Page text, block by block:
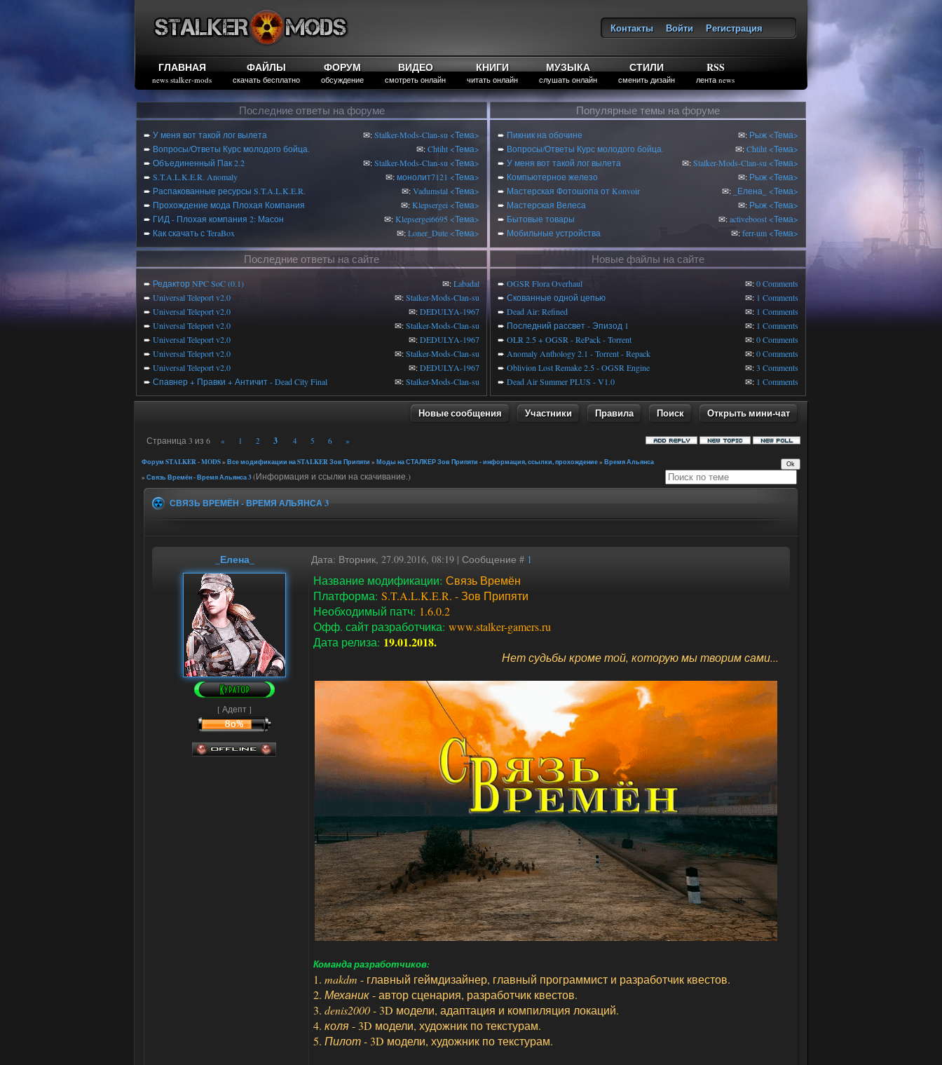
Контакты Войти
Регистрация
ГЛАВНАЯ
news stalker-mods
ФАЙЛЫ
скачать бесплатно
ФОРУМ
обсуждение
ВИДЕО
смотреть онлайн
КНИГИ
читать онлайн
МУЗЫКА
слушать онлайн
СТИЛИ
сменить дизайн
RSS
лента news
Последние ответы на форуме
➨ У меня вот такой лог вылета ✉:Stalker-Mods-Clan-su <Тема>
➨ Вопросы/Ответы Курс молодого бойца. ✉:Chtiht <Тема>
➨ Объединенный Пак 2.2 ✉:Stalker-Mods-Clan-su <Тема>
➨ S.T.A.L.K.E.R. Anomaly ✉:монолит7121 <Тема>
➨ Распакованные ресурсы S.T.A.L.K.E.R. ✉:Vadumstal <Тема>
➨ Прохождение мода Плохая Компания ✉:Klepsergei <Тема>
➨ ГИД - Плохая компания 2: Масон ✉:Klepsergei6695 <Тема>
➨ Как скачать с TeraBox ✉:Loner_Dute <Тема>
Популярные темы на форуме
➨ Пикник на обочине ✉: Рыж <Тема>
➨ Вопросы/Ответы Курс молодого бойца. ✉:Chtiht <Тема>
➨ У меня вот такой лог вылета ✉:Stalker-Mods-Clan-su <Тема>
➨ Компьютерное железо ✉: Рыж <Тема>
➨ Мастерская Фотошопа от Konvoir ✉: _Елена_
<Тема>
➨ Мастерская Велеса ✉: Рыж <Тема>
➨ Бытовые товары ✉:activeboost <Тема>
➨ Мобильные устройства ✉:ferr-um <Тема>
Последние ответы на сайте
➨ Редактор NPC SoC (0.1) ✉:Labadal
➨ Universal Teleport v2.0 ✉:Stalker-Mods-Clan-su
➨ Universal Teleport v2.0 ✉:DEDULYA-1967
➨ Universal Teleport v2.0 ✉:Stalker-Mods-Clan-su
➨ Universal Teleport v2.0 ✉:DEDULYA-1967
➨ Universal Teleport v2.0 ✉:Stalker-Mods-Clan-su
➨ Universal Teleport v2.0 ✉:DEDULYA-1967
➨ Спавнер + Правки + Античит - Dead City Final ✉:Stalker-Mods-Clan-su
Новые файлы на сайте
➨ OGSR Flora Overhaul ✉:0 Comments
➨ Скованные одной цепью ✉: 1 Comments
➨ Dead Air: Refined ✉: 1 Comments
➨ Последний рассвет - Эпизод 1 ✉: 1 Comments
➨ OLR 2.5 + OGSR - RePack - Torrent ✉:0 Comments
➨ Anomaly Anthology 2.1 - Torrent - Repack ✉:0 Comments
➨ Oblivion Lost Remake 2.5 - OGSR Engine ✉:3 Comments
➨ Dead Air Summer PLUS - V1.0 ✉: 1 Comments
Новые сообщения Участники Правила Поиск Открыть мини-чат
Страница 3 из 6 « 1 2 3 4 5 6 »
Форум STALKER - MODS» Все модификации на STALKER Зов Припяти » Моды на СТАЛКЕР Зов Припяти - информация, ссылки, прохождение» Время Альянса
» Связь Времён - Время Альянса 3(Информация и ссылки на скачивание.)
СВЯЗЬ ВРЕМЁН - ВРЕМЯ АЛЬЯНСА 3
_Елена_ Дата: Вторник, 27.09.2016, 08:19 | Сообщение # 1
[ Адепт ]
Название модификации: Связь Времён
Платформа: S.T.A.L.K.E.R. - Зов Припяти
Необходимый патч: 1.6.0.2
Офф. сайт разработчика: www.stalker-gamers.ru
Дата релиза: 19.01.2018.
Нет судьбы кроме той, которую мы творим сами...
Команда разработчиков:
1. makdm - главный геймдизайнер, главный программист и разработчик квестов.
2. Механик- автор сценария, разработчик квестов.
3. denis2000- 3D модели, адаптация и компиляция локаций.
4. коля- 3D модели, художник по текстурам.
5. Пилот- 3D модели, художник по текстурам.